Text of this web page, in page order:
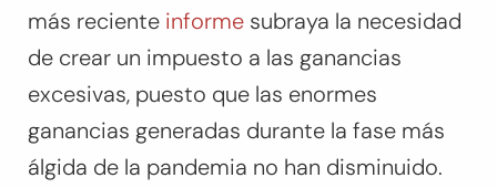
más reciente informe subraya la necesidad
de crear un impuesto a las ganancias
excesivas, puesto que las enormes
ganancias generadas durante la fase más
álgida de la pandemia no han disminuido.